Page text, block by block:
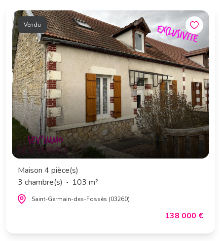
Vendu
Maison 4 pièce(s)
3 chambre(s)
103 m²
Saint-Germain-des-Fossés (03260)
138 000 €